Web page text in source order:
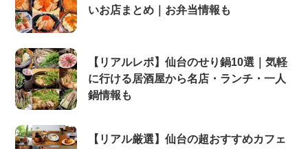
いお店まとめ｜お弁当情報も
【リアルレポ】仙台のせり鍋10選｜気軽
に行ける居酒屋から名店・ランチ・一人
鍋情報も
【リアル厳選】仙台の超おすすめカフェ